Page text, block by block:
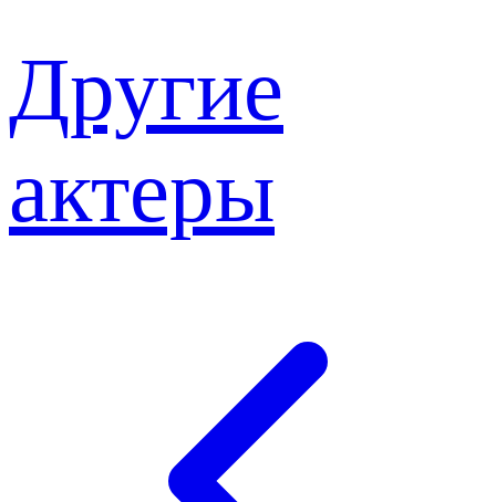
Другие
актеры